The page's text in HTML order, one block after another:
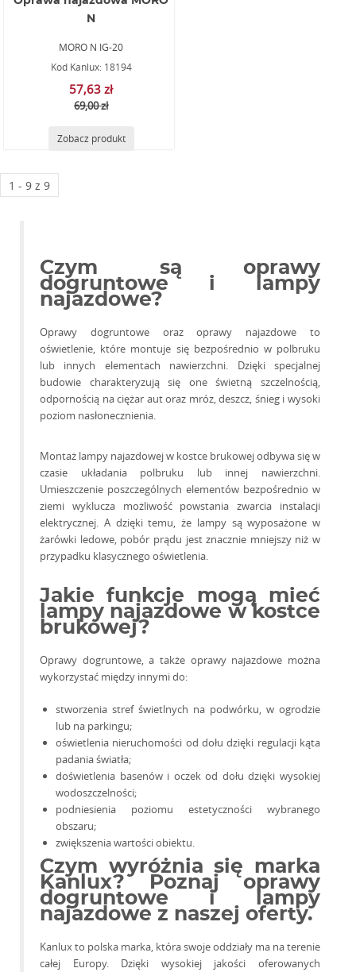
N
MORO N IG-20
Kod Kanlux: 18194
57,63 zł
69,00 zł
Zobacz produkt
1 - 9 z 9
Czym są oprawy
dogruntowe i lampy
najazdowe?
Oprawy dogruntowe oraz oprawy najazdowe to
oświetlenie, które montuje się bezpośrednio w polbruku
lub innych elementach nawierzchni. Dzięki specjalnej
budowie charakteryzują się one świetną szczelnością,
odpornością na ciężar aut oraz mróz, deszcz, śnieg i wysoki
poziom nasłonecznienia.
Montaż lampy najazdowej w kostce brukowej odbywa się w
czasie układania polbruku lub innej nawierzchni.
Umieszczenie poszczególnych elementów bezpośrednio w
ziemi wyklucza możliwość powstania zwarcia instalacji
elektrycznej. A dzięki temu, że lampy są wyposażone w
żarówki ledowe, pobór prądu jest znacznie mniejszy niż w
przypadku klasycznego oświetlenia.
Jakie funkcje mogą mieć
lampy najazdowe w kostce
brukowej?
Oprawy dogruntowe, a także oprawy najazdowe można
wykorzystać między innymi do:
stworzenia stref świetlnych na podwórku, w ogrodzie
lub na parkingu;
oświetlenia nieruchomości od dołu dzięki regulacji kąta
padania światła;
doświetlenia basenów i oczek od dołu dzięki wysokiej
wodoszczelności;
podniesienia poziomu estetyczności wybranego
obszaru;
zwiększenia wartości obiektu.
Czym wyróżnia się marka
Kanlux? Poznaj oprawy
dogruntowe i lampy
najazdowe z naszej oferty.
Kanlux to polska marka, która swoje oddziały ma na terenie
całej Europy. Dzięki wysokiej jakości oferowanych